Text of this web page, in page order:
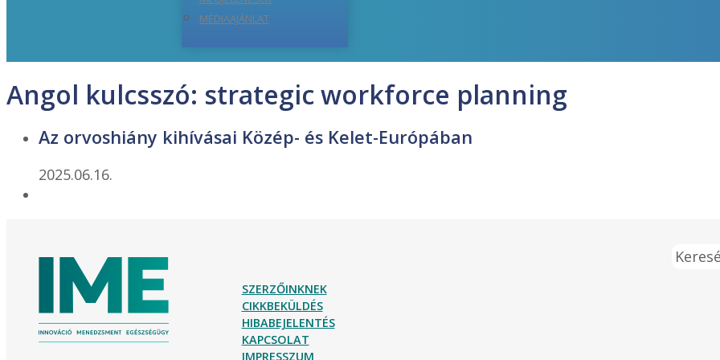
MÉDIAAJÁNLAT
Angol kulcsszó: strategic workforce planning
Az orvoshiány kihívásai Közép- és Kelet-Európában
2025.06.16.
Keresés
SZERZŐINKNEK
CIKKBEKÜLDÉS
HIBABEJELENTÉS
KAPCSOLAT
IMPRESSZUM